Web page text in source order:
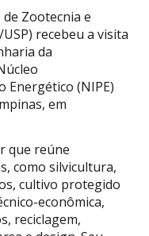
de Zootecnia e
recebeu a visita
da
Energético (NIPE)
em
que reúne
como silvicultura,
cultivo protegido
econômica,
reciclagem,